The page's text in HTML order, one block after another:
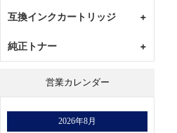
CANON
BROTHER
KYOCERA
互換インクカートリッジ +
CANON
EPSON
BROTHER
RICOH
純正トナー +
EPSON
BROTHER
営業カレンダー
2026年8月